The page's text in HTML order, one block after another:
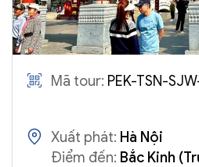
Mã tour: PEK-TSN-
Xuất phát: Hà Nội
Điểm đến: Bắc Kinh